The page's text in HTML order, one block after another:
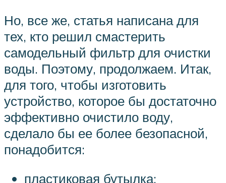
Но, все же, статья написана для
тех, кто решил смастерить
самодельный фильтр для очистки
воды. Поэтому, продолжаем. Итак,
для того, чтобы изготовить
устройство, которое бы достаточно
эффективно очистило воду,
сделало бы ее более безопасной,
понадобится:
пластиковая бутылка;